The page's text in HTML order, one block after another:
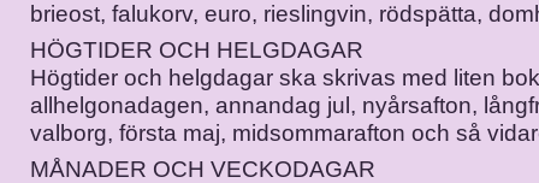
brieost, falukorv, euro, rieslingvin, rödspätta,
HÖGTIDER OCH HELGDAGAR
Högtider och helgdagar ska skrivas med liten
allhelgonadagen, annandag jul, nyårsafton,
valborg, första maj, midsommarafton och så
MÅNADER OCH VECKODAGAR